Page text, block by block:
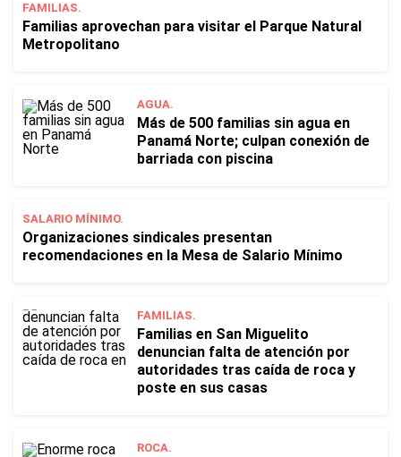
FAMILIAS.
Familias aprovechan para visitar el Parque Natural
Metropolitano
AGUA.
Más de 500 familias sin agua en
Panamá Norte; culpan conexión de
barriada con piscina
SALARIO MÍNIMO.
Organizaciones sindicales presentan
recomendaciones en la Mesa de Salario Mínimo
FAMILIAS.
Familias en San Miguelito
denuncian falta de atención por
autoridades tras caída de roca y
poste en sus casas
ROCA.